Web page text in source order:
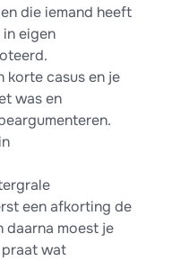
die iemand heeft
eigen
korte casus en je
was en
een afkorting de
daarna moest je
wat